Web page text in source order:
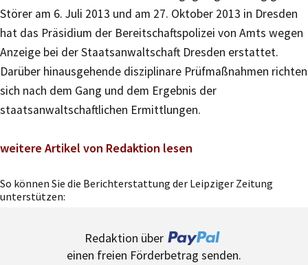
Störer am 6. Juli 2013 und am 27. Oktober 2013 in Dresden
hat das Präsidium der Bereitschaftspolizei von Amts wegen
Anzeige bei der Staatsanwaltschaft Dresden erstattet.
Darüber hinausgehende disziplinare Prüfmaßnahmen richten
sich nach dem Gang und dem Ergebnis der
staatsanwaltschaftlichen Ermittlungen.
weitere Artikel von Redaktion lesen
So können Sie die Berichterstattung der Leipziger Zeitung
unterstützen:
Redaktion über
einen freien Förderbetrag senden.